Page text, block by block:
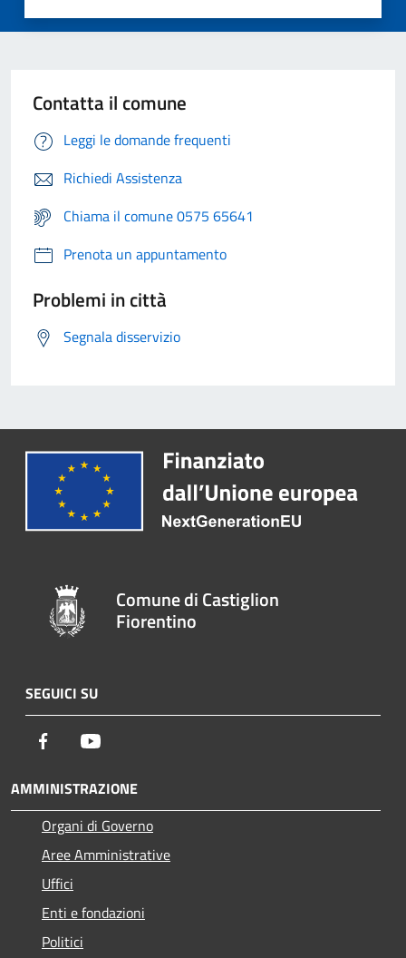
Contatta il comune
Leggi le domande frequenti
Richiedi Assistenza
Chiama il comune 0575 65641
Prenota un appuntamento
Problemi in città
Segnala disservizio
Comune di Castiglion
Fiorentino
SEGUICI SU
Facebook
AMMINISTRAZIONE
Organi di Governo
Aree Amministrative
Uffici
Enti e fondazioni
Politici